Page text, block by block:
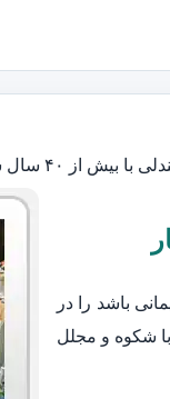
کردستان می باشد.
باشد را در
شکوه و مجلل